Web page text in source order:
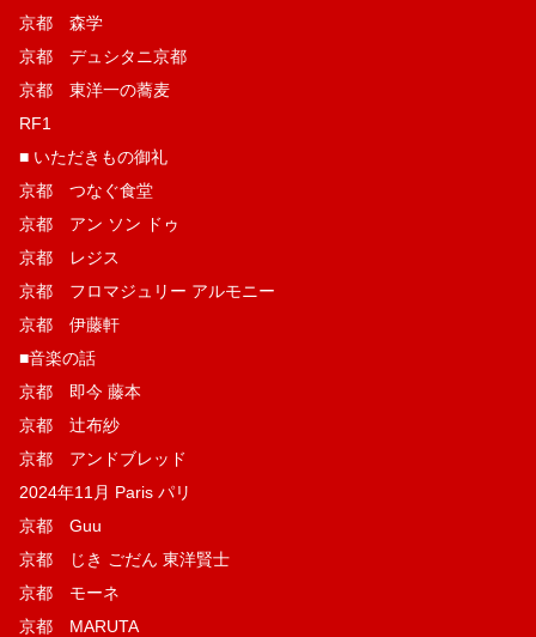
京都 森学
京都 デュシタニ京都
京都 東洋一の蕎麦
RF1
■ いただきもの御礼
京都 つなぐ食堂
京都 アン ソン ドゥ
京都 レジス
京都 フロマジュリー アルモニー
京都 伊藤軒
■音楽の話
京都 即今 藤本
京都 辻布紗
京都 アンドブレッド
2024年11月 Paris パリ
京都 Guu
京都 じき ごだん 東洋賢士
京都 モーネ
京都 MARUTA